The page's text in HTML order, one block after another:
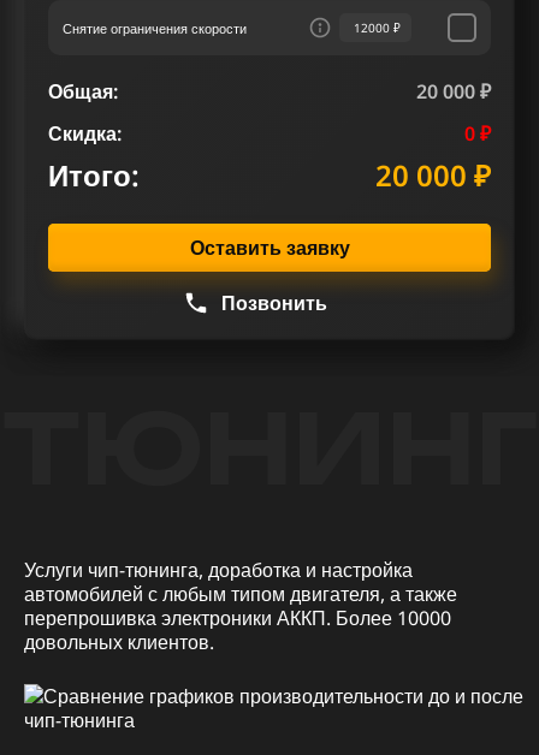
Снятие ограничения скорости 12000 ₽
Общая:
20 000 ₽
Скидка:
0 ₽
Итого: 20 000 ₽
Оставить заявку
Позвонить
Услуги чип-тюнинга, доработка и настройка
автомобилей с любым типом двигателя, а также
перепрошивка электроники АККП. Более 10000
довольных клиентов.